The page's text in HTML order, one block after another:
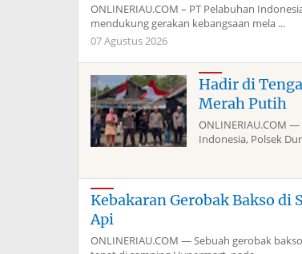
ONLINERIAU.COM – PT Pelabuhan
mendukung gerakan kebangsaan mela ...
07 Agustus 2026
Hadir di
Merah Putih
ONLINERIAU.COM
Indonesia, Polsek
Kebakaran Gerobak Bakso di
Api
ONLINERIAU.COM — Sebuah gerobak